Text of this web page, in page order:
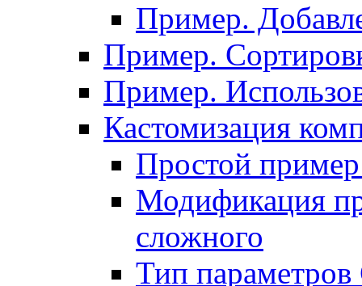
Пример.
Пример.
Пример.
Кастомизация
Простой
Модификация
сложного
Тип